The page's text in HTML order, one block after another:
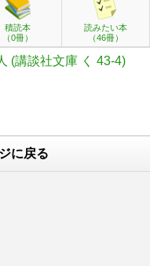
積読本
（0冊）
読みたい本
（46冊）
(講談社文庫 く 43-4)
に戻る